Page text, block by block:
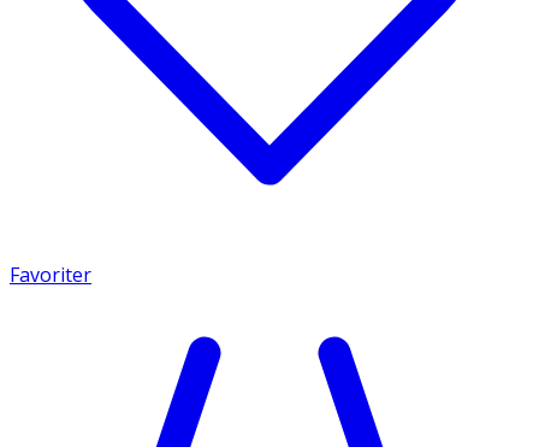
Favoriter